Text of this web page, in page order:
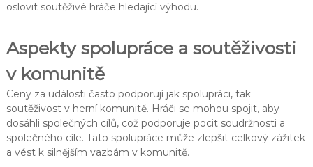
oslovit soutěživé hráče hledající výhodu.
Aspekty spolupráce a soutěživosti
v komunitě
Ceny za události často podporují jak spolupráci, tak
soutěživost v herní komunitě. Hráči se mohou spojit, aby
dosáhli společných cílů, což podporuje pocit soudržnosti a
společného cíle. Tato spolupráce může zlepšit celkový zážitek
a vést k silnějším vazbám v komunitě.